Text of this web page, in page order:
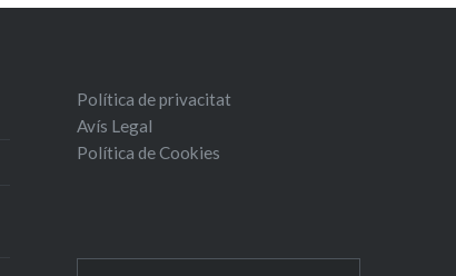
Política de privacitat
Avís Legal
Política de Cookies